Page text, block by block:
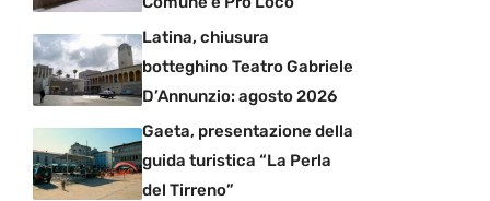
Latina, chiusura
botteghino Teatro Gabriele
D’Annunzio: agosto 2026
Gaeta, presentazione della
guida turistica “La Perla
del Tirreno”